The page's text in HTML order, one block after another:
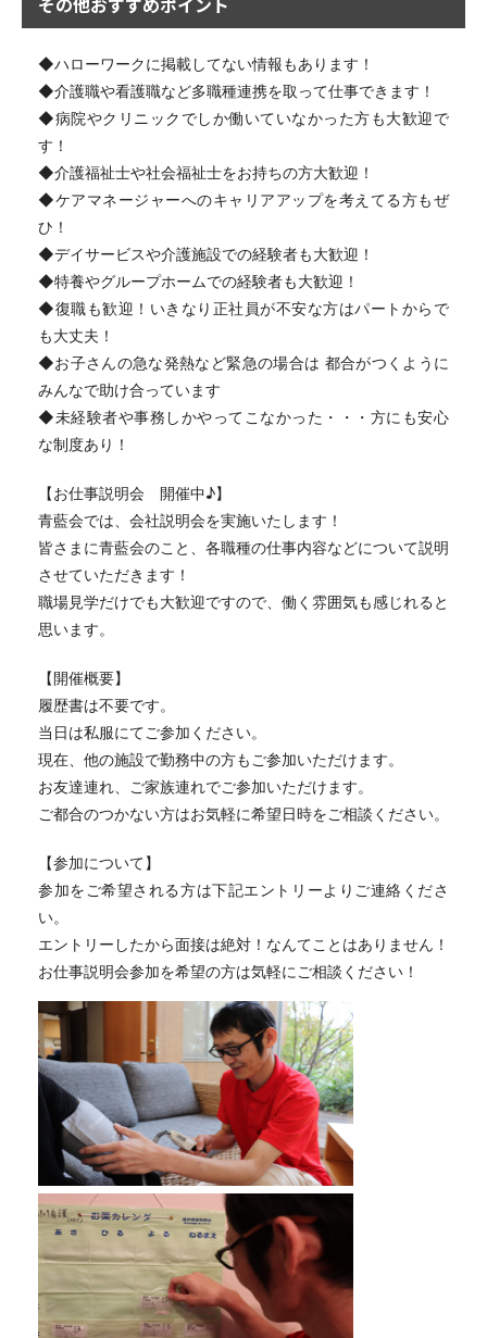
◆ハローワークに掲載してない情報もあります！
◆介護職や看護職など多職種連携を取って仕事できます！
◆病院やクリニックでしか働いていなかった方も大歓迎で
す！
◆介護福祉士や社会福祉士をお持ちの方大歓迎！
◆ケアマネージャーへのキャリアアップを考えてる方もぜ
ひ！
◆デイサービスや介護施設での経験者も大歓迎！
◆特養やグループホームでの経験者も大歓迎！
◆復職も歓迎！いきなり正社員が不安な方はパートからで
も大丈夫！
◆お子さんの急な発熱など緊急の場合は 都合がつくように
みんなで助け合っています
◆未経験者や事務しかやってこなかった・・・方にも安心
な制度あり！
【お仕事説明会 開催中♪】
青藍会では、会社説明会を実施いたします！
皆さまに青藍会のこと、各職種の仕事内容などについて説明
させていただきます！
職場見学だけでも大歓迎ですので、働く雰囲気も感じれると
思います。
【開催概要】
履歴書は不要です。
当日は私服にてご参加ください。
現在、他の施設で勤務中の方もご参加いただけます。
お友達連れ、ご家族連れでご参加いただけます。
ご都合のつかない方はお気軽に希望日時をご相談ください。
【参加について】
参加をご希望される方は下記エントリーよりご連絡くださ
い。
エントリーしたから面接は絶対！なんてことはありません！
お仕事説明会参加を希望の方は気軽にご相談ください！